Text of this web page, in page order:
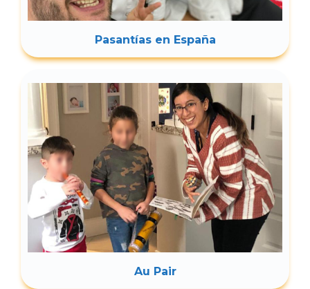
Pasantías en España
Au Pair